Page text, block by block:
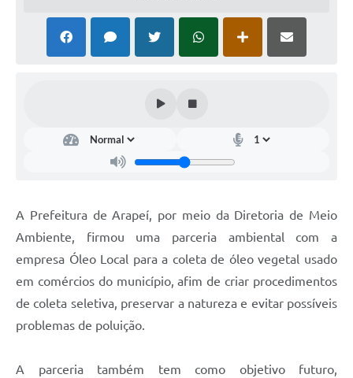
Audiências Públicas
Telefones Úteis
Emprega
Agenda
A Prefeitura de Arapeí, por meio da Diretoria de Meio
Ambiente, firmou uma parceria ambiental com a
empresa Óleo Local para a coleta de óleo vegetal usado
em comércios do município, afim de criar procedimentos
de coleta seletiva, preservar a natureza e evitar possíveis
problemas de poluição.
A parceria também tem como objetivo futuro,